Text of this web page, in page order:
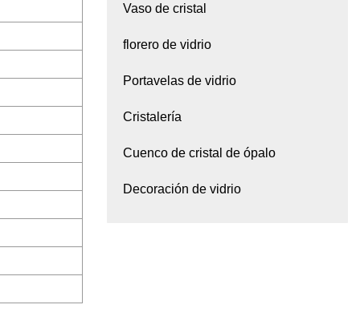
Vaso de cristal
florero de vidrio
Portavelas de vidrio
Cristalería
Cuenco de cristal de ópalo
Decoración de vidrio